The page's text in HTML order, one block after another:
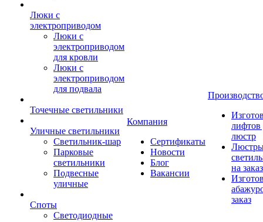
Люки с
электроприводом
Люки с
электроприводом
для кровли
Люки с
электроприводом
для подвала
Точечные светильники
Уличные светильники
Светильник-шар
Парковые
светильники
Подвесные
уличные
Споты
Светодиодные
Компания
Сертификаты
Новости
Блог
Вакансии
лифтов
люстр
на заказ
заказ